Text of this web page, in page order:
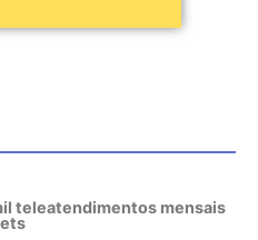
teleatendimentos mensais